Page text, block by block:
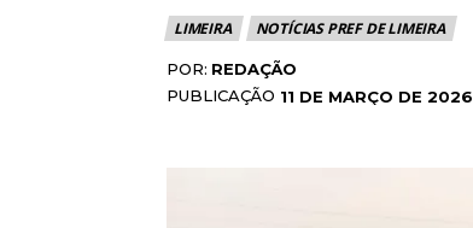
LIMEIRA NOTÍCIAS PREF DE LIMEIRA
POR: REDAÇÃO
PUBLICAÇÃO 11 DE MARÇO DE 2026